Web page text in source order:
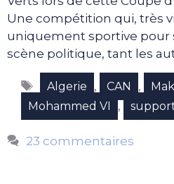
Une compétition qui, très
uniquement sportive pour
scène politique, tant les
Étiquettes
Algerie , CAN ,
Mohammed VI ,
23 commentaires